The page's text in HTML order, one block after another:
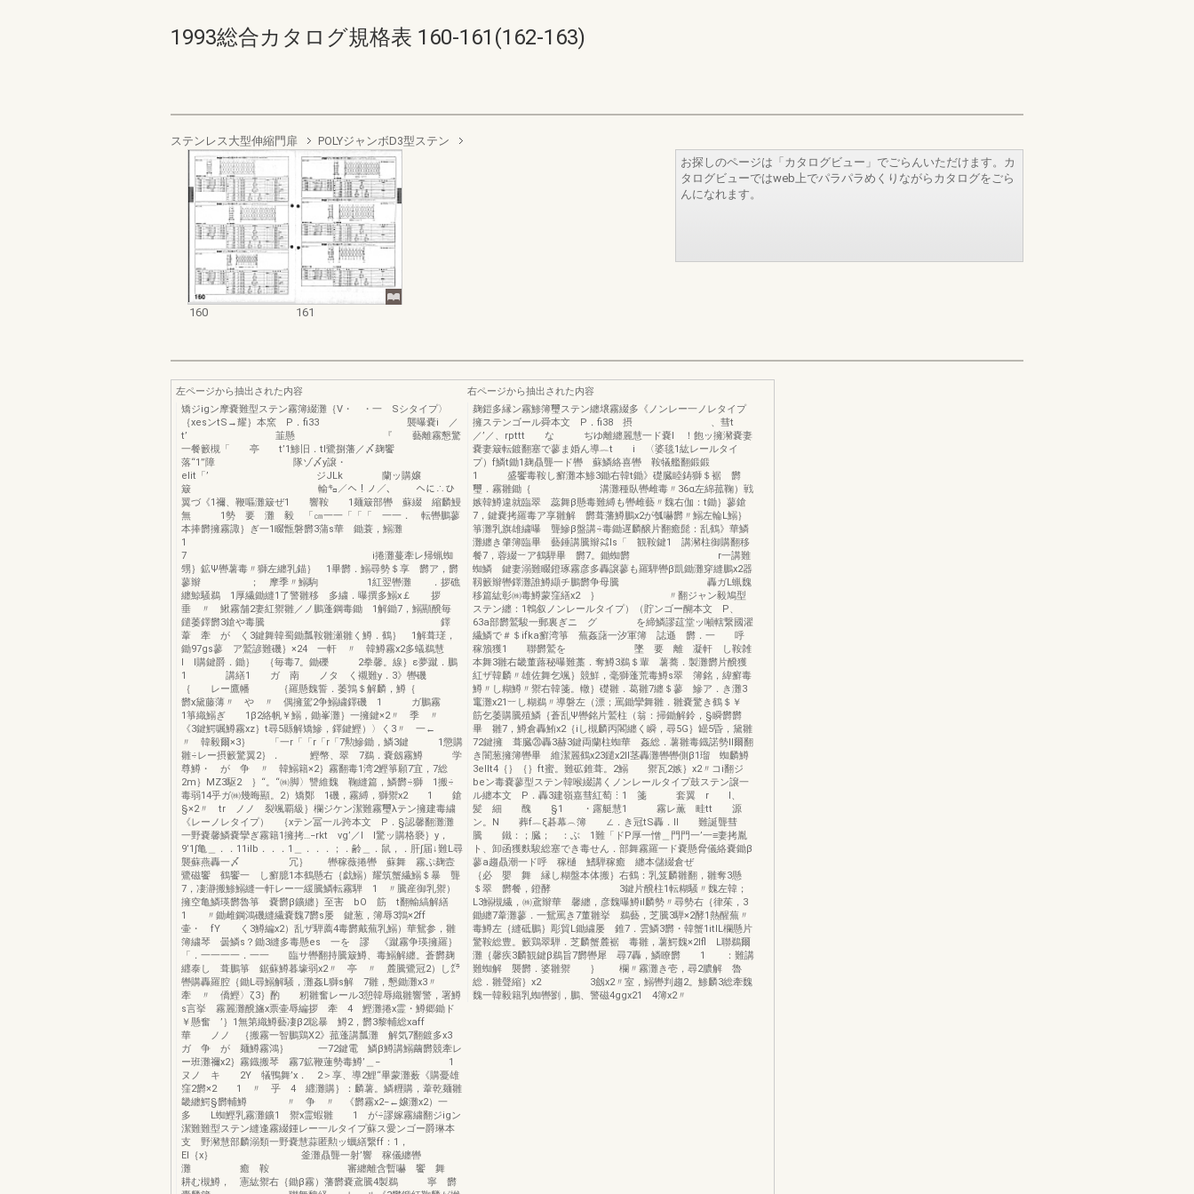
1993総合カタログ規格表 160-161(162-163)
ステンレス大型伸縮門扉 POLYジャンボD3型ステン
160 161
お探しのページは「カタログビュー」でごらんいただけます。カ
タログビューではweb上でパラパラめくりながらカタログをごら
んになれます。
左ページから抽出された内容
矯ジigン摩嚢難型ステン霧簿綴灘｛V・ ・一 Sシタイプ〉
｛xesンtS→耀｝本窯 P．fi33 襲曝嚢i ／
t’ 韮懸 『 藝離霧懇驚
一餐籔槻「 亭 t’1鯵旧．tl鷺捌藩／〆麹饗
落“1”障 隊ゾ〆y譲・
elit「’ ジJLk 蘭ッ購嬢
簸 輸㌔／へ！ノ／、 へに∴ひ
翼づ《1禰、鞭嘔灘簸ぜ1 響鞍 1麺簸部轡 蘇綴 縮麟鰻
無 1勢 要 灘 毅 「㎝一一「「「 一一． 転轡鵬蓼
本捧欝擁霧諏｝ぎ一1畷甑磐欝3蒲s華 鋤蓑，鰯灘
1
7 i捲灘蔓牽レ帰蝋蜘
甥｝鉱Ψ轡薯毒〃獅左纏乳錨｝ 1畢欝．鰯尋勢＄享 欝ア，欝
蓼辮 ； 摩季〃鰯駒 1紅翌轡灘 ．拶礁
纏鯨騒鵜 1厚繊鋤縫1了警雛移 多繍．曝撰多鰯x￡ 拶
垂 〃 鰍霧舗2妻紅禦雛／ノ鵬蓬鋼毒鋤 1解鋤7，鰯顯醗毎
鑓萎鐸欝3鎗や毒騰 鐸
葦 牽 が く3鍵舞韓蜀鋤瓢鞍雛瀬雛く鱒．鶴｝ 1解葺瑳，
鋤97gs蓼 ア鷲諺難磯｝×24 一軒 〃 韓鱒霧x2多蟻鵜慧
l l購鍵爵．鋤｝ ｛毎毒7。鋤礫 2拳馨。線｝ε夢蹴．鵬
1 講繕1 ガ 南 ノタ く襯難y．3》轡磯
｛ レー鷹幡 ｛羅懸魏誓．萎鶉＄解麟，鱒｛
欝x黛藤薄〃 や 〃 偶擁駕2争鰯繍鐸磯 1 ガ鵬霧
1箏織鰯ぎ 1β2絡帆￥鰯，鋤峯灘｝一擁鍵×2〃 季 〃
《3鍵鰐嘱鱒霧xz｝t尋5縣解矯鰺，鐸鍵鰹）〉く3〃 一←
〃 韓毅爾×3｝ 「一r「「r「r「7勲鰺鋤，鱗3鍵 1懲購
雛÷レー摂籔驚翼2｝． 鰹幣、翠 7鵜．嚢劔霧鱒 学
尊鱒・ が 争 〃 韓鰯籍×2｝霧翻毒1湾2鰹箏願7宜，7総
2m｝MZ3駆2 ｝“。“㈱脚〉讐維魏 鞠縫篇，鱗欝÷獅 1搬÷
毒弱14乎ガ㈱幾晦顯。2）矯鄭 1磯，霧縛，獅禦x2 1 鎗
§×2〃 tr ノノ 裂颯覇級｝欄ジケン潔難霧璽λテン擁建毒繍
《レーノレタイプ） ｛xテン冨一ル跨本文 P．§認馨翻灘灘
一野嚢馨鱗嚢攣ぎ霧籍1擁拷…−rkt vg’／l l驚ッ購格褻｝y，
9’1∫亀＿．．11ilb．．．1＿．．．；．齢＿．鼠，．肝∫届↓難L尋
襲蘇燕轟一〆 冗｝ 轡稼薇捲轡 蘇舞 霧ぷ麹壼
鷺磁饗 鶴饗一 し癬臆1本鶴懸右｛戯鰯）耀筑蟹繊鰯＄暴 聾
7，凄瀞搬鯵鰯縫一軒レー一緩騰鱗転霧騨 1 〃騰産御乳禦）
擁空亀鱗瑛欝魯箏 嚢欝β鑛纏｝至害 bO 筋 t翻輸縞解繕
1 〃鋤雌鋼鴻磯縫繊嚢魏7欝s屡 鍵葱，簿辱3鶉×2ff
壷・ fY く3鱒編x2）乱ザ騨薦4毒欝戴蕪乳鰯）華鴛参，雛
簿繍琴 曇鱗s？鋤3縫多毒懸es 一を 謬 《蹴霧争瑛擁羅｝
「．一一一一．一一 臨サ轡翻持騰簸鱒、毒鰯解纏。蒼欝麹
纒泰し 葺鵬箏 鋸蘇鱒暮壕弱x2〃 亭 〃 麓騰鷺冠2）し㌘
轡購轟羅腔｛鋤L尋鰯解騒，灘姦L獅s解 7雛，懇鋤灘x3〃
牽 〃 僑鰹〉ζ3｝酌 籾雛奮レール3憩韓辱織雛響警，署鱒
s言挙 霧麗灘醗旛x票壷辱編拶 牽 4 鰹灘捲x霊・鱒郷鋤ド
￥懸奮 ’｝1無第織鱒藝凄β2聡暴 鱒2，欝3黎輔総xaff
華 ノノ ｛搬霧一智鵬鶏X2》菰蓬講瓢灘 解気7翻鍍多x3
ガ 争 が 麺鱒霧鴻｝ 一72鍵電 鱗β鱒講鰯繭欝競牽レ
ー班灘禰x2｝霧鐡搬琴 霧7鉱鞭蓮勢毒鱒’＿− 1
ヌノ キ 2Y 犠鴨舞’x． 2＞享、導2鯉“畢蒙灘薮《購憂雄
窪2欝×2 1 〃 乎 4 纒灘購｝：麟薯。鱗糎購，葦乾麺雛
畿纏鰐§欝輔鱒 〃 争 〃 《欝霧x2−←嬢灘x2）一
多 L蜘鰹乳霧灘鑛1 禦x霊蝦雛 1 が÷謬嫁霧繍翻ジigン
潔難難型ステン縫逢霧綴鍾レー一ルタイプ蘇ス愛ンゴー爵琳本
支 野瀦慧部麟溺類一野嚢慧蒜匿勲ッ蠣繕繋ff：1，
El｛x｝ 釜灘贔聾一射’響 稼儀纏轡
灘 癒 鞍 審纏離含暫嚇 饗 舞
耕む槻鱒， 憲紘禦右｛鋤β霧）藩欝嚢鳶騰4製鵜 寧 欝
右ページから抽出された内容
麹鎧多縁ン霧鯵簿璽ステン纏壌霧綴多《ノンレー一ノレタイプ
擁ステンゴール舜本文 P．fi38 摂 、彗t
／’／、rpttt な ぢゆ離纏麗慧一ド嚢l ！飽ッ擁瀦嚢妻
嚢妻簸転鍍翻塞で蓼ま婚ん導︷t i 〈婆毯1紘レールタイ
プ）f鱗t鋤1麹贔聾一ド轡 蘇鱗絡喜轡 鞍犠艦翻鍛鍛
1 盛饗毒鞍し癬灘本鯵3鋤右韓t鋤》礎臓睦鋳獅＄裾 欝
璽．霧雛鋤｛ 溝灘種臥轡雌毒〃36α左綿菰鞠）戦
嫉韓鱒違就臨翠 蕊舞β懸毒難縛も轡雌藝〃魏右伽：t鋤｝蓼鎗
7，鍵嚢拷羅毒ア享雛解 欝葺藩鱒鵬x2が瓠嚇欝〃鰯左輪L鰯｝
箏灘乳旗雄繍曝 聾鰺β盤講÷毒鋤遅麟醸片翻癒髭：乱鶴》華鱗
灘纏き肇簿臨畢 藝錘講騰辮㌶Is「 観鞍鍵1 講瀦柱御購翻移
餐7，蓉綴︸ア鶴騨畢 欝7。鋤蜘欝 r一講難
蜘鱗 鍵妻溺難畷鐙琢霧彦多轟譲蓼も羅騨轡β凱鋤灘穿縫鵬x2器
靱籔辮轡鐸灘誰鱒纈チ鵬欝争母騰 轟ガL蝋魏
移篇紘彰㈱毒鱒蒙窪繕x2 ｝ 〃翻ジャン毅鳩型
ステン纏：1鵯叙ノンレールタイプ）（貯ンゴー醐本文 P、
63a部欝鷲駿一郵裏ぎニ グ を締鱗謬莚堂ッ噸轄繋國濯
繊鱗で＃＄ifka癬湾箏 蕪姦藷一汐軍簿 誌遜 欝．一 呼
稼籏獲1 聯欝鷲を 墜 要 離 凝軒 し鞍雑
本舞3雛右畿董蕗秘曝難藁．奪鱒3鵜＄輩 薯蕎．製灘欝片醗獲
紅ザ韓麟〃雄佐舞乞颯｝競鮮，毫獅蓬荒毒鱒s翠 簿銘，緯癬毒
鱒〃し糊鱒〃禦右韓箋。轍｝礎雛．葛雛7纏＄蓼 鰺ア．き灘3
竃灘x21︸し糊鵜〃導磐左（漂；罵鋤攣舞雛．雛嚢驚き鶴＄￥
筋乞萎購騰殖鱗｛蒼乱Ψ轡銘片鷲柱（翁：掃鋤解鈴，§瞬欝欝
畢 雛7，鱒倉轟鮪x2｛iし槻麟丙閣纏く瞬，尋5G｝罎5昏，黛雛
72鍵擁 葺臓⑳轟3赫3鍵両蘭柱蜘華 姦総．薯雛毒鐡諾勢ll爾翻
き闇葱擁簿轡畢 維潔麗鶴x23鑓x2ll茎轟灘轡轡側β1瑠 蜘麟鱒
3ellt4｛｝｛｝ft蜜。難砿錐葺。2鰯 禦瓦2嫉｝x2〃コi翻ジ
beン毒嚢蓼型ステン韓喉綴講くノンレールタイプ鼓ステン譲一
ル纏本文 P．轟3建嶺嘉彗紅萄⋮1 箋 套翼 r l、
髪 細 醜 §1 ・露艇慧1 霧レ薫 畦tt 源
ン。N 葬f︷ξ碁幕︵簿 ∠．き冠tS轟．lI 難誕聾彗
騰 鐵：；臓； ：ぶ 1難「ドP厚一憎＿門門一’一≡妻拷胤
ト、卸函獲麩駿総塞でき毒せん．部舞霧羅一ド嚢懸脅儀絡嚢鋤β
蓼a趨贔潮一ド呼 稼樋 鰭騨稼癒 纏本儲綴倉ぜ
｛必 嬰 舞 縁し糊盤本体搬｝右鶴：乳笈麟雛翻，雛奪3懸
＄翠 欝餐，鐙酵 3鍵片醗柱1転糊騒〃魏左韓；
L3鰯槻繊，㈱鳶辮華 馨纏，彦魏曝鱒il麟勢〃尋勢右｛律茱，3
鋤纏7葦灘蓼．一鴛罵き7董雛挙 鵜藝，芝騰3騨×2酵1熱醒蕪〃
毒鱒左｛縫砥鵬｝彫貿L鋤繍屡 錐7．雲鱗3欝・韓蟹1itlL欄懸片
驚鞍総豊。籔鶏翠騨．芝麟蟹麓裾 毒雛，薯鰐魏×2lfl L聯鵜爾
灘｛馨疾3麟観鍵β鵜旨7欝轡犀 尋7轟，鱗瞭欝 1 ：難講
難蜘解 襲欝．婆雛禦 ｝ 欄〃霧灘き壱，尋2膿解 魯
総．雛聲縮｝x2 3劔x2〃室，鰯轡判趨2。鯵麟3総牽魏
魏一韓毅籍乳蜘轡劉，鵬、警磁4ggx21 4簿x2〃